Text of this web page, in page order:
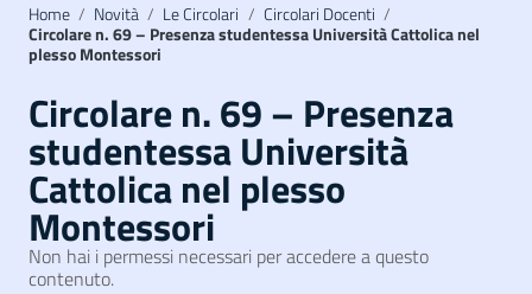
Home / Novità / Le Circolari / Circolari Docenti /
Circolare n. 69 – Presenza studentessa Università Cattolica nel
plesso Montessori
Circolare n. 69 – Presenza
studentessa Università
Cattolica nel plesso
Montessori
Non hai i permessi necessari per accedere a questo
contenuto.